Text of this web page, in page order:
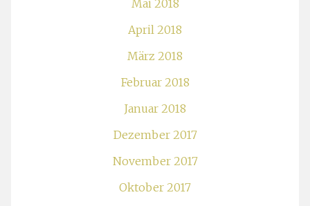
Mai 2018
April 2018
März 2018
Februar 2018
Januar 2018
Dezember 2017
November 2017
Oktober 2017